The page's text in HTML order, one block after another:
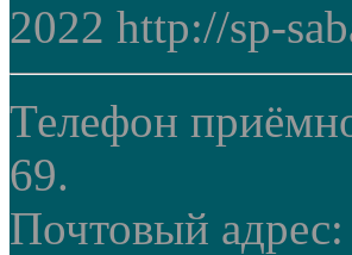
2022 http://sp-
Телефон
69.
Почтовый